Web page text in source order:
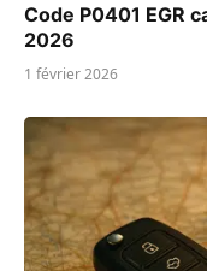
Code P0401 EGR
2026
1 février 2026